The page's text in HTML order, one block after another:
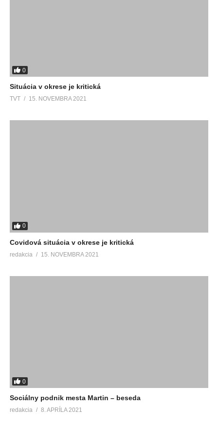
0
Situácia v okrese je kritická
TVT 15. NOVEMBRA 2021
0
Covidová situácia v okrese je kritická
redakcia 15. NOVEMBRA 2021
0
Sociálny podnik mesta Martin – beseda
redakcia 8. APRÍLA 2021